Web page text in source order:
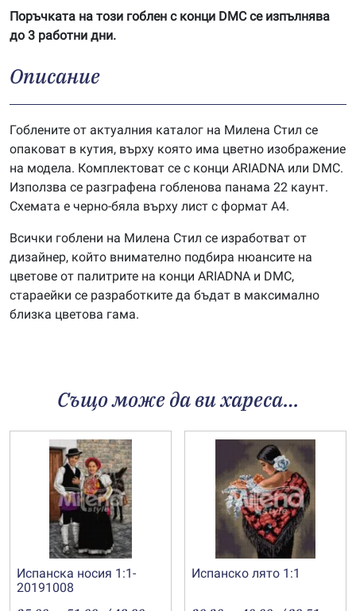
Поръчката на този гоблен с конци DMC се изпълнява
до 3 работни дни.
Описание
Гоблените от актуалния каталог на Милена Стил се
опаковат в кутия, върху която има цветно изображение
на модела. Комплектоват се с конци ARIADNA или DMC.
Използва се разграфена гобленова панама 22 каунт.
Схемата е черно-бяла върху лист с формат А4.
Всички гоблени на Милена Стил се изработват от
дизайнер, който внимателно подбира нюансите на
цветове от палитрите на конци ARIADNA и DMC,
стараейки се разработките да бъдат в максимално
близка цветова гама.
Също може да ви хареса…
Испанска носия 1:1-
20191008
Испанско лято 1:1